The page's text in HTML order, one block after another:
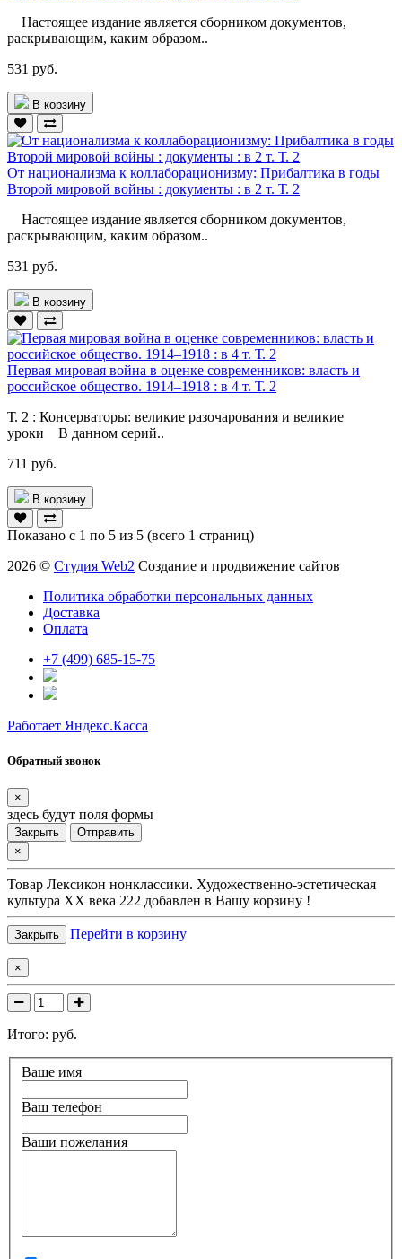
Настоящее издание является сборником документов,
раскрывающим, каким образом..
531 руб.
В корзину
От национализма к коллаборационизму: Прибалтика в годы
Второй мировой войны : документы : в 2 т. Т. 2
Настоящее издание является сборником документов,
раскрывающим, каким образом..
531 руб.
В корзину
Первая мировая война в оценке современников: власть и
российское общество. 1914–1918 : в 4 т. Т. 2
Т. 2 : Консерваторы: великие разочарования и великие
уроки В данном серий..
711 руб.
В корзину
Показано с 1 по 5 из 5 (всего 1 страниц)
2026 © Студия Web2 Создание и продвижение сайтов
Политика обработки персональных данных
Доставка
Оплата
+7 (499) 685-15-75
Работает Яндекс.Касса
Обратный звонок
×
здесь будут поля формы
Закрыть
Отправить
×
Товар Лексикон нонклассики. Художественно-эстетическая
культура XX века 222 добавлен в Вашу корзину !
Закрыть Перейти в корзину
×
Итого: руб.
Ваше имя
Ваш телефон
Ваши пожелания